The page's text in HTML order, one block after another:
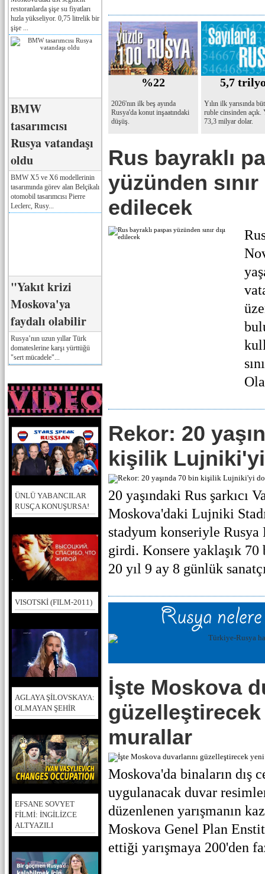
restoranlarda şişe su fiyatları
hızla yükseliyor. 0,75 litrelik bir
şişe ...
BMW
tasarımcısı
Rusya vatandaşı
oldu
BMW X5 ve X6 modellerinin
tasarımında görev alan Belçikalı
otomobil tasarımcısı Pierre
Leclerc, Rusy...
"Yakıt krizi
Moskova'ya
faydalı olabilir
Rusya’nın uzun yıllar Türk
domateslerine karşı yürttüğü
"sert mücadele"...
ÜNLÜ YABANCILAR
RUSÇA KONUŞURSA!
VISOTSKİ (FILM-2011)
AGLAYA ŞİLOVSKAYA:
OLMAYAN ŞEHİR
EFSANE SOVYET
FİLMİ: İNGİLİZCE
ALTYAZILI
%22
2026'nın ilk beş ayında
Rusya'da konut inşaatındaki
düşüş.
5,7
Yılın ilk yarısında
ruble cinsinden açık.
73,3 milyar dolar.
Rus bayraklı
yüzünden sınır
edilecek
Rekor: 20
kişilik
20 yaşındaki Rus şarkıcı
Moskova'daki Lujniki
stadyum konseriyle Rusya
girdi. Konsere yaklaşık 70
20 yıl 9 ay 8 günlük
İşte Moskova
murallar
Moskova'da binaların dış
uygulanacak duvar
düzenlenen yarışmanın
Moskova Genel Plan
ettiği yarışmaya 200'den